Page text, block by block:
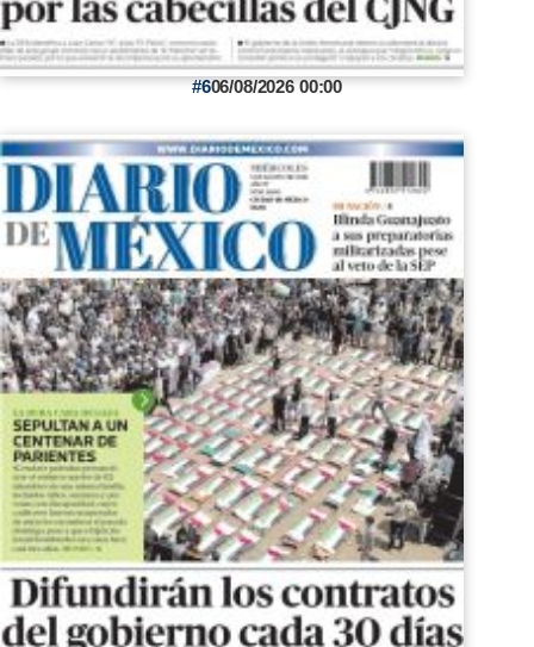
606/08/2026 00:00